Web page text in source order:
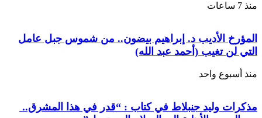
منذ 7 ساعات
المؤرخ الأديب د. إبراهيم بيضون.. من شموس جبل عامل
التي لن تغيب (أحمد عبد الله)
منذ أسبوع واحد
مذكرات وليد جنبلاط في كتاب : “قدر في هذا المشرق..